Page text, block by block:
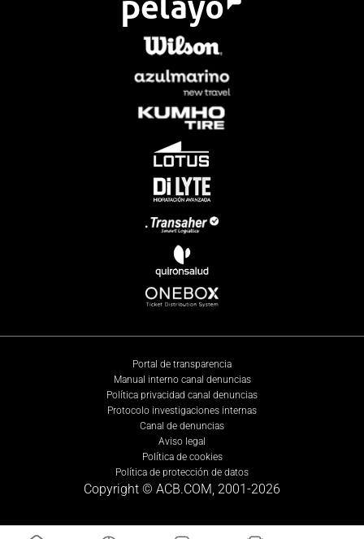
Portal de transparencia
Manual interno canal denuncias
Política privacidad canal denuncias
Protocolo investigaciones internas
Canal de denuncias
Aviso legal
Política de cookies
Política de protección de datos
Copyright © ACB.COM, 2001-2026